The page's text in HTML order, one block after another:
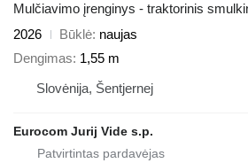
Mulčiavimo įrenginys - traktorinis
2026
Būklė naujas
Dengimas 1,55 m
Slovėnija, Šentjernej
Eurocom Jurij Vide s.p.